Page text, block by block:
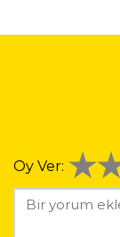
Oy Ver: